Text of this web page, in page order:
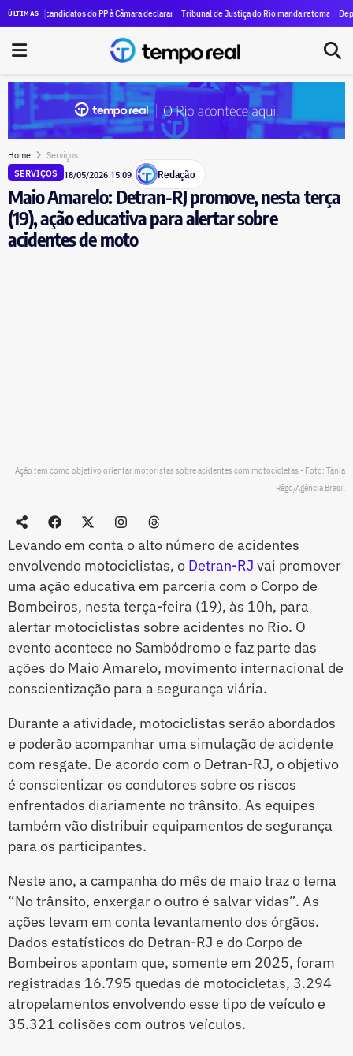
ÚLTIMAS
de funcionamento da Refit
candidatos do PP à Câmara declaram mais de R$ 1,7 milhão em dinheiro vivo ao TSE
Tribunal de Justiça do Rio manda retomar ação contra
Deputado
Home Serviços
SERVIÇOS 18/05/2026 15:09 Redação
Maio Amarelo: Detran-RJ promove, nesta terça
(19), ação educativa para alertar sobre
acidentes de moto
Ação tem como objetivo orientar motoristas sobre acidentes com motocicletas - Foto: Tânia
Rêgo/Agência Brasil
Levando em conta o alto número de acidentes
envolvendo motociclistas, o Detran-RJ vai promover
uma ação educativa em parceria com o Corpo de
Bombeiros, nesta terça-feira (19), às 10h, para
alertar motociclistas sobre acidentes no Rio. O
evento acontece no Sambódromo e faz parte das
ações do Maio Amarelo, movimento internacional de
conscientização para a segurança viária.
Durante a atividade, motociclistas serão abordados
e poderão acompanhar uma simulação de acidente
com resgate. De acordo com o Detran-RJ, o objetivo
é conscientizar os condutores sobre os riscos
enfrentados diariamente no trânsito. As equipes
também vão distribuir equipamentos de segurança
para os participantes.
Neste ano, a campanha do mês de maio traz o tema
“No trânsito, enxergar o outro é salvar vidas”. As
ações levam em conta levantamento dos órgãos.
Dados estatísticos do Detran-RJ e do Corpo de
Bombeiros apontam que, somente em 2025, foram
registradas 16.795 quedas de motocicletas, 3.294
atropelamentos envolvendo esse tipo de veículo e
35.321 colisões com outros veículos.